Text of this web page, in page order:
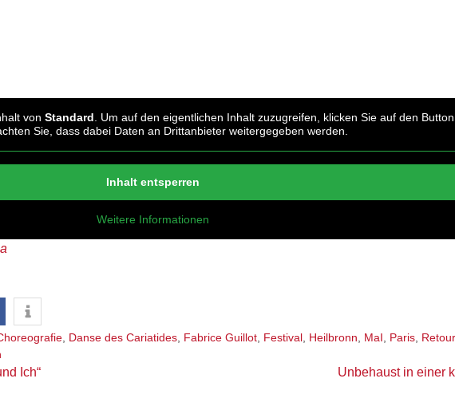
vonStandard . Um auf den eigentlichen Inhalt zuzugreifen, klicken Sie auf den Button
Sie, dass dabei Daten an Drittanbieter weitergegeben werden.
Inhalt entsperren
Weitere Informationen
Danse des Cariatides Fabrice Guillot Festival Heilbronn MaI Paris
Ich“ Unbehaust in einer